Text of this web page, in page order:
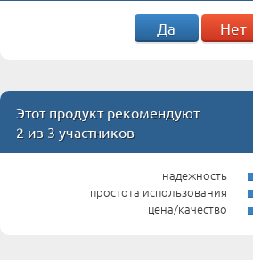
Да Нет
Этот продукт рекомендуют
2 из 3 участников
надежность
простота использования
цена/качество